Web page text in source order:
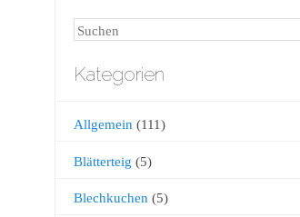
Suchen
Kategorien
Allgemein (111)
Blätterteig (5)
Blechkuchen (5)